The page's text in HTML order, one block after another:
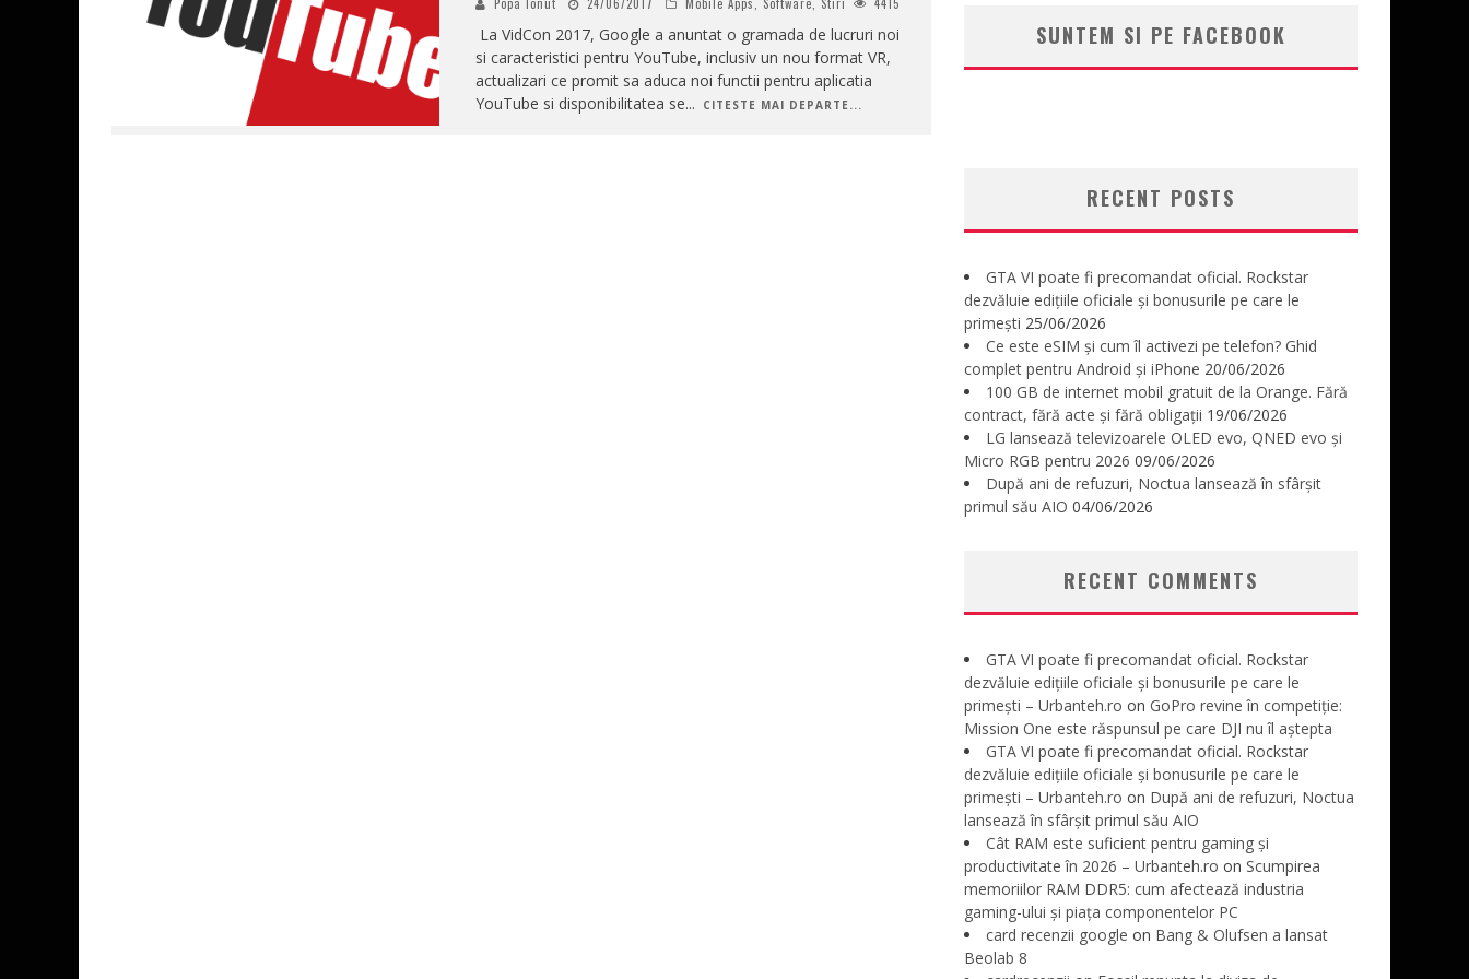
La VidCon 2017, Google a anuntat o gramada de lucruri noi
si caracteristici pentru YouTube, inclusiv un nou format VR,
actualizari ce promit sa aduca noi functii pentru aplicatia
YouTube si disponibilitatea se... CITESTE MAI DEPARTE...
SUNTEM SI PE FACEBOOK
RECENT POSTS
GTA VI poate fi precomandat oficial. Rockstar
dezvăluie edițiile oficiale și bonusurile pe care le
primești 25/06/2026
Ce este eSIM și cum îl activezi pe telefon? Ghid
complet pentru Android și iPhone 20/06/2026
100 GB de internet mobil gratuit de la Orange. Fără
contract, fără acte și fără obligații 19/06/2026
LG lansează televizoarele OLED evo, QNED evo și
Micro RGB pentru 2026 09/06/2026
După ani de refuzuri, Noctua lansează în sfârșit
primul său AIO 04/06/2026
RECENT COMMENTS
GTA VI poate fi precomandat oficial. Rockstar
dezvăluie edițiile oficiale și bonusurile pe care le
primești – Urbanteh.ro on GoPro revine în competiție:
Mission One este răspunsul pe care DJI nu îl aștepta
GTA VI poate fi precomandat oficial. Rockstar
dezvăluie edițiile oficiale și bonusurile pe care le
primești – Urbanteh.ro on După ani de refuzuri, Noctua
lansează în sfârșit primul său AIO
Cât RAM este suficient pentru gaming și
productivitate în 2026 – Urbanteh.ro on Scumpirea
memoriilor RAM DDR5: cum afectează industria
gaming-ului și piața componentelor PC
card recenzii google on Bang & Olufsen a lansat
Beolab 8